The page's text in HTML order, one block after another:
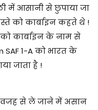
में आसानी से छुपाया जा
को कार्बाइन कहते थे !
कार्बाइन के नाम से
SAF 1-A को भारत के
जाता है !
वजह से ले जाने में असान